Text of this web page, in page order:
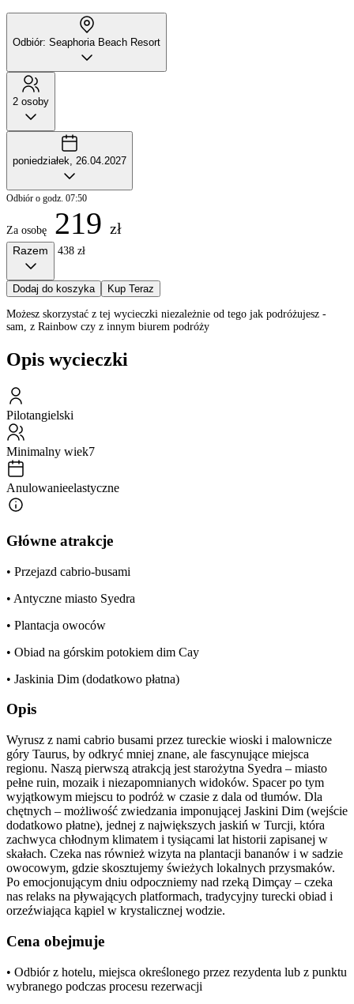
Odbiór: Seaphoria Beach Resort
2 osoby
poniedziałek, 26.04.2027
Odbiór o godz. 07:50
Za osobę 219 zł
Razem 438 zł
Dodaj do koszyka Kup Teraz
Możesz skorzystać z tej wycieczki niezależnie od tego jak podróżujesz -
sam, z Rainbow czy z innym biurem podróży
Opis wycieczki
Pilotangielski
Minimalny wiek7
Anulowanieelastyczne
Główne atrakcje
• Przejazd cabrio-busami
• Antyczne miasto Syedra
• Plantacja owoców
• Obiad na górskim potokiem dim Cay
• Jaskinia Dim (dodatkowo płatna)
Opis
Wyrusz z nami cabrio busami przez tureckie wioski i malownicze
góry Taurus, by odkryć mniej znane, ale fascynujące miejsca
regionu. Naszą pierwszą atrakcją jest starożytna Syedra – miasto
pełne ruin, mozaik i niezapomnianych widoków. Spacer po tym
wyjątkowym miejscu to podróż w czasie z dala od tłumów. Dla
chętnych – możliwość zwiedzania imponującej Jaskini Dim (wejście
dodatkowo płatne), jednej z największych jaskiń w Turcji, która
zachwyca chłodnym klimatem i tysiącami lat historii zapisanej w
skałach. Czeka nas również wizyta na plantacji bananów i w sadzie
owocowym, gdzie skosztujemy świeżych lokalnych przysmaków.
Po emocjonującym dniu odpoczniemy nad rzeką Dimçay – czeka
nas relaks na pływających platformach, tradycyjny turecki obiad i
orzeźwiająca kąpiel w krystalicznej wodzie.
Cena obejmuje
• Odbiór z hotelu, miejsca określonego przez rezydenta lub z punktu
wybranego podczas procesu rezerwacji